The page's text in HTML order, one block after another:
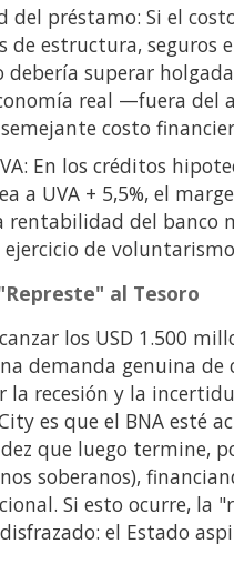
del préstamo: Si el
de estructura,
superar
real —fuera del
costo
En los créditos
a UVA + 5,5%, el
rentabilidad del banco
de
al Tesoro
los USD 1.500
demanda genuina
la recesión y la
es que el BNA esté
que luego termine,
soberanos),
Si esto ocurre, la
el Estado